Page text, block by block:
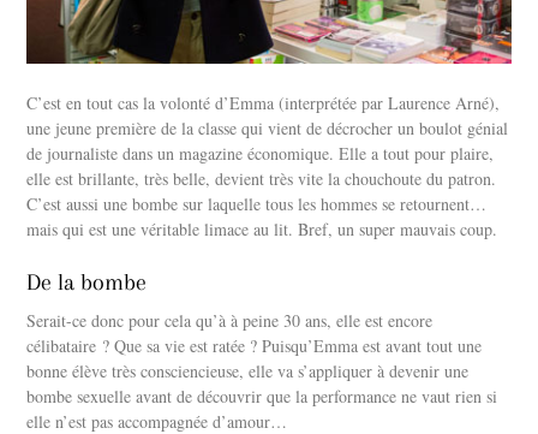
C’est en tout cas la volonté d’Emma (interprétée par Laurence Arné),
une jeune première de la classe qui vient de décrocher un boulot génial
de journaliste dans un magazine économique. Elle a tout pour plaire,
elle est brillante, très belle, devient très vite la chouchoute du patron.
C’est aussi une bombe sur laquelle tous les hommes se retournent…
mais qui est une véritable limace au lit. Bref, un super mauvais coup.
De la bombe
Serait-ce donc pour cela qu’à à peine 30 ans, elle est encore
célibataire ? Que sa vie est ratée ? Puisqu’Emma est avant tout une
bonne élève très consciencieuse, elle va s’appliquer à devenir une
bombe sexuelle avant de découvrir que la performance ne vaut rien si
elle n’est pas accompagnée d’amour…